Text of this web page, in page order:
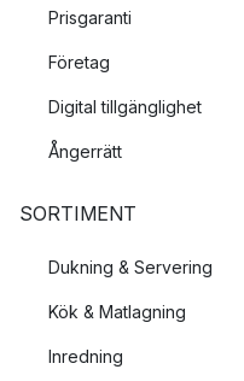
Prisgaranti
Företag
Digital tillgänglighet
Ångerrätt
SORTIMENT
Dukning & Servering
Kök & Matlagning
Inredning